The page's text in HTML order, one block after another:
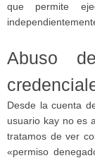
que permite
Abuso
Desde la cuenta
usuario kay no es
tratamos de ver
«permiso